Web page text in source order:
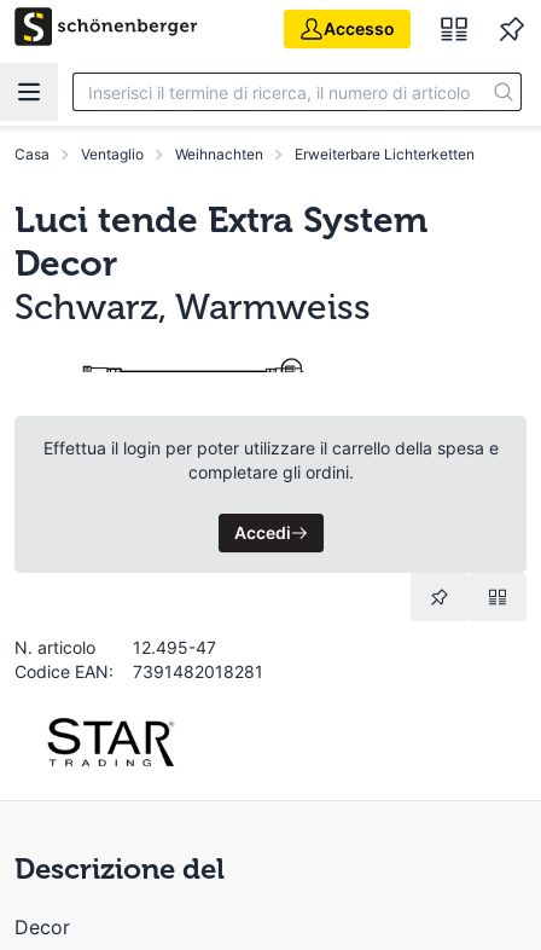
Vai al contenuto principale
Accesso
Casa Ventaglio Weihnachten Erweiterbare Lichterketten
Luci tende Extra System
Decor
Schwarz, Warmweiss
Effettua il login per poter utilizzare il carrello della spesa e
completare gli ordini.
Accedi
N. articolo
12.495-47
Codice EAN:
7391482018281
Descrizione del
Decor